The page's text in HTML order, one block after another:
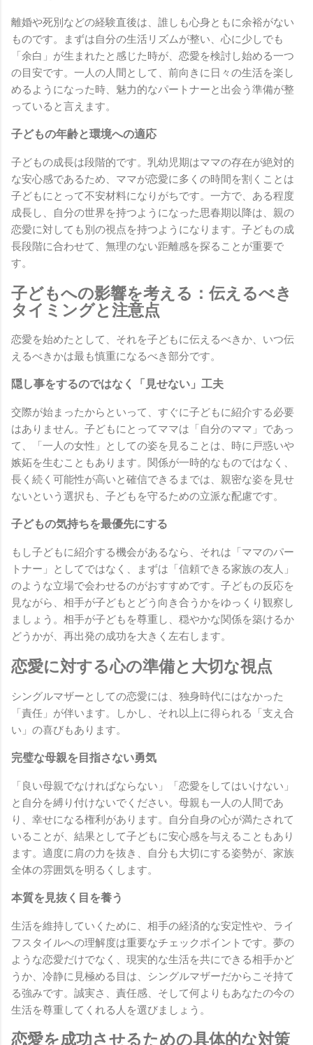
離婚や死別などの経験直後は、誰しも心身ともに余裕がない
ものです。まずは自分の生活リズムが整い、心に少しでも
「余白」が生まれたと感じた時が、恋愛を検討し始める一つ
の目安です。一人の人間として、前向きに日々の生活を楽し
めるようになった時、魅力的なパートナーと出会う準備が整
っていると言えます。
子どもの年齢と環境への適応
子どもの成長は段階的です。乳幼児期はママの存在が絶対的
な安心感であるため、ママが恋愛に多くの時間を割くことは
子どもにとって不安材料になりがちです。一方で、ある程度
成長し、自分の世界を持つようになった思春期以降は、親の
恋愛に対しても別の視点を持つようになります。子どもの成
長段階に合わせて、無理のない距離感を探ることが重要で
す。
子どもへの影響を考える：伝えるべき
タイミングと注意点
恋愛を始めたとして、それを子どもに伝えるべきか、いつ伝
えるべきかは最も慎重になるべき部分です。
隠し事をするのではなく「見せない」工夫
交際が始まったからといって、すぐに子どもに紹介する必要
はありません。子どもにとってママは「自分のママ」であっ
て、「一人の女性」としての姿を見ることは、時に戸惑いや
嫉妬を生むこともあります。関係が一時的なものではなく、
長く続く可能性が高いと確信できるまでは、親密な姿を見せ
ないという選択も、子どもを守るための立派な配慮です。
子どもの気持ちを最優先にする
もし子どもに紹介する機会があるなら、それは「ママのパー
トナー」としてではなく、まずは「信頼できる家族の友人」
のような立場で会わせるのがおすすめです。子どもの反応を
見ながら、相手が子どもとどう向き合うかをゆっくり観察し
ましょう。相手が子どもを尊重し、穏やかな関係を築けるか
どうかが、再出発の成功を大きく左右します。
恋愛に対する心の準備と大切な視点
シングルマザーとしての恋愛には、独身時代にはなかった
「責任」が伴います。しかし、それ以上に得られる「支え合
い」の喜びもあります。
完璧な母親を目指さない勇気
「良い母親でなければならない」「恋愛をしてはいけない」
と自分を縛り付けないでください。母親も一人の人間であ
り、幸せになる権利があります。自分自身の心が満たされて
いることが、結果として子どもに安心感を与えることもあり
ます。適度に肩の力を抜き、自分も大切にする姿勢が、家族
全体の雰囲気を明るくします。
本質を見抜く目を養う
生活を維持していくために、相手の経済的な安定性や、ライ
フスタイルへの理解度は重要なチェックポイントです。夢の
ような恋愛だけでなく、現実的な生活を共にできる相手かど
うか、冷静に見極める目は、シングルマザーだからこそ持て
る強みです。誠実さ、責任感、そして何よりもあなたの今の
生活を尊重してくれる人を選びましょう。
恋愛を成功させるための具体的な対策